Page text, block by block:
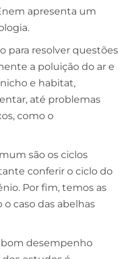
apresenta um
para resolver questões
a poluição do ar e
e habitat,
até problemas
como o
são os ciclos
conferir o ciclo do
Por fim, temos as
o caso das abelhas
desempenho